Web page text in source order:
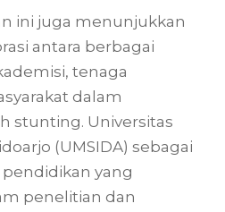
ini juga menunjukkan
antara berbagai
tenaga
dalam
stunting. Universitas
(UMSIDA) sebagai
yang
penelitian dan